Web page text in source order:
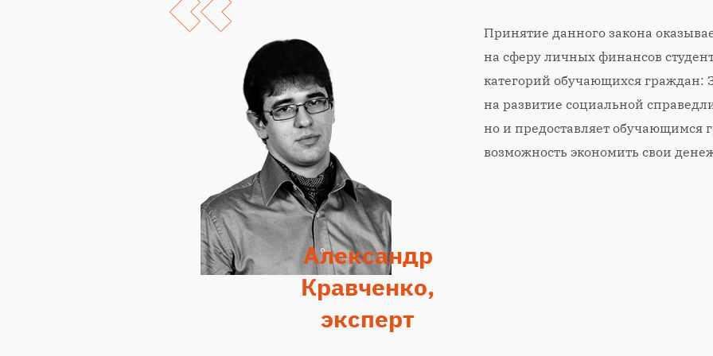
Александр
Кравченко,
эксперт
Принятие данного закона
на сферу личных финансов
категорий обучающихся граждан:
на развитие социальной
но и предоставляет обучающимся
возможность экономить свои